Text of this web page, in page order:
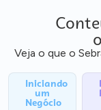
o
Veja o que o
Iniciando
um
Negócio